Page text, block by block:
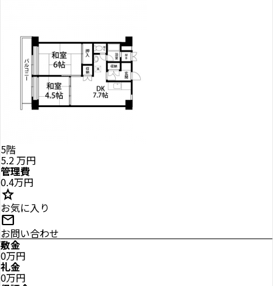
5階
5.2万円
管理費
0.4万円
star
お気に入り
mail
お問い合わせ
敷金
0万円
礼金
0万円